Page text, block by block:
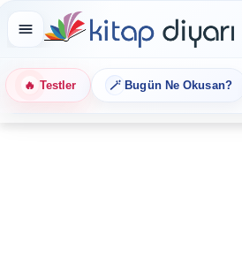
🔥 Testler 🪄 Bugün Ne Okusan?